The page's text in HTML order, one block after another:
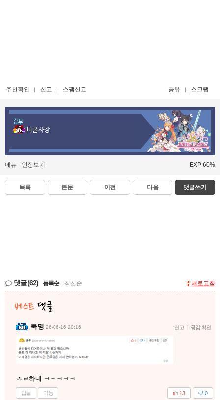
추천확인 신고 스팸신고 공유 스크랩
갑부
너굴사장
메뉴 인장보기 EXP 60%
목록 본문 이전 다음 댓글쓰기
댓글(62) 등록순 최신순 새로고침
묵명 26-06-16 20:16 신고 공감 확인
ㅈㄹ하네 ㅋㅋㅋㅋㅋ
답글 이동 0
13